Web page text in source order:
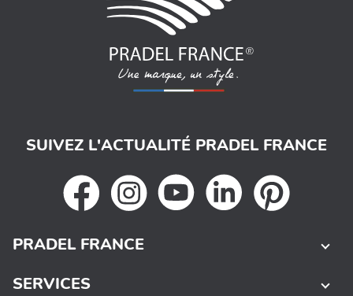
PRADEL FRANCE
SERVICES
SUIVEZ L'ACTUALITÉ PRADEL FRANCE